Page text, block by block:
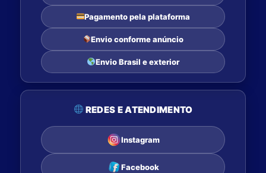
Pagamento pela plataforma
Envio conforme anúncio
Envio Brasil e exterior
REDES E ATENDIMENTO
Instagram
Facebook